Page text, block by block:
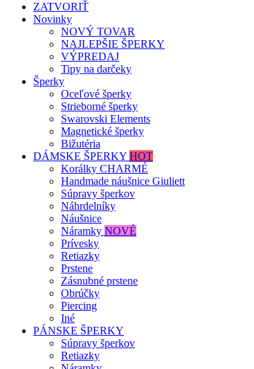
ZATVORIŤ
Novinky
NOVÝ TOVAR
NAJLEPŠIE ŠPERKY
VÝPREDAJ
Tipy na darčeky
Šperky
Oceľové šperky
Strieborné šperky
Swarovski Elements
Magnetické šperky
Bižutéria
DÁMSKE ŠPERKY HOT
Korálky CHARMÉ
Handmade náušnice Giuliett
Súpravy šperkov
Náhrdelníky
Náušnice
Náramky NOVÉ
Prívesky
Retiazky
Prstene
Zásnubné prstene
Obrúčky
Piercing
Iné
PÁNSKE ŠPERKY
Súpravy šperkov
Retiazky